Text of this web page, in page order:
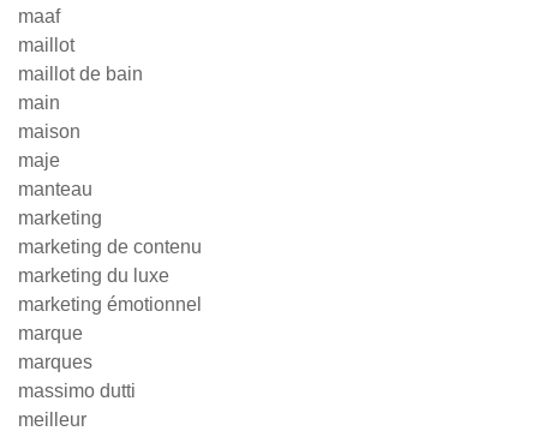
maaf
maillot
maillot de bain
main
maison
maje
manteau
marketing
marketing de contenu
marketing du luxe
marketing émotionnel
marque
marques
massimo dutti
meilleur